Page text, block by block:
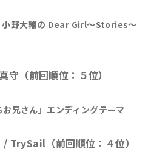
小野大輔の Dear Girl～Stories～
（前回順位：５位）
兄さん」エンディングテーマ
TrySail（前回順位：４位）